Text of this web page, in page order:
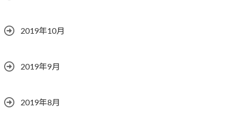
2019年10月
2019年9月
2019年8月